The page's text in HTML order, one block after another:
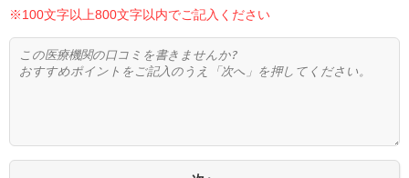
※100文字以上800文字以内でご記入ください